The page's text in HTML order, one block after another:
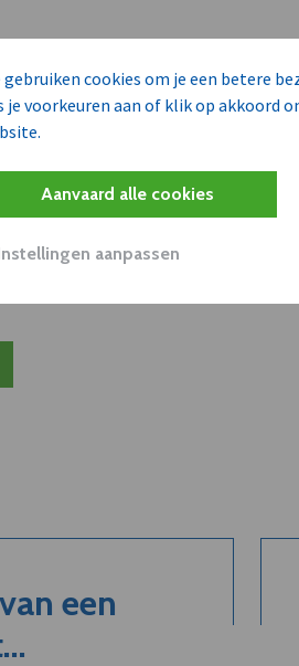
gebruiken cookies om je een betere
je voorkeuren aan of klik op akkoord
Aanvaard alle cookies
aanpassen
14
aan dit bedrijf verkopen?
klant worden van deze onderneming?
worden mogelijk relevant?
een